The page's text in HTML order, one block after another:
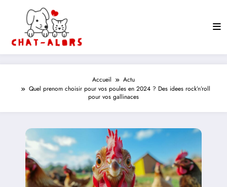
Accueil
Actu
Quel prenom choisir pour vos poules en 2024 ? Des idees rock’n’roll
pour vos gallinaces